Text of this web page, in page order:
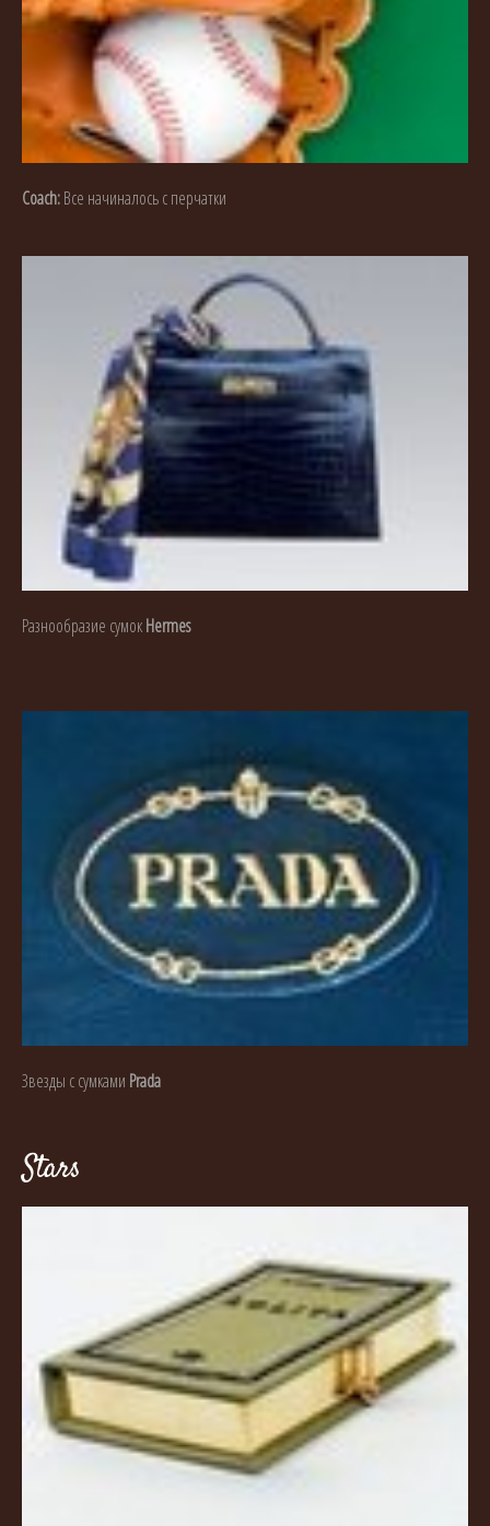
Coach:Все начиналось с перчатки
Разнообразие сумокHermes
Звезды с сумками Prada
Stars